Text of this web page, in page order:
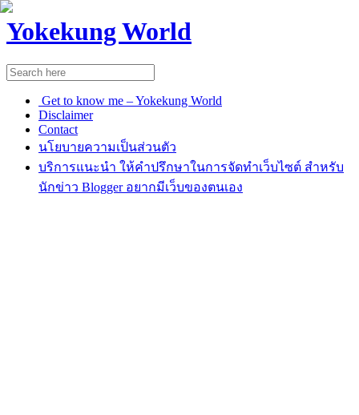
Yokekung World
Get to know me – Yokekung World
Disclaimer
Contact
นโยบายความเป็นส่วนตัว
บริการแนะนำ ให้คำปรึกษาในการจัดทำเว็บไซต์ สำหรับ
นักข่าว Blogger อยากมีเว็บของตนเอง